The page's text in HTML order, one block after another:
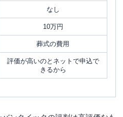
なし
10万円
葬式の費用
評価が高いのとネットで申込で
きるから